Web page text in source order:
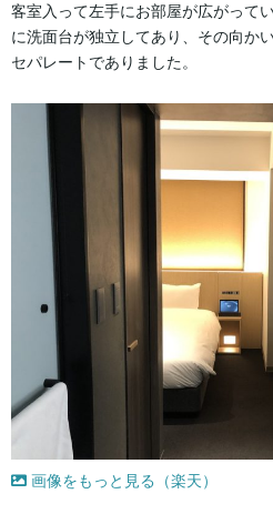
客室入って左手にお部屋が広がって
に洗面台が独立してあり、その向か
セパレートでありました。
画像をもっと見る（楽天）